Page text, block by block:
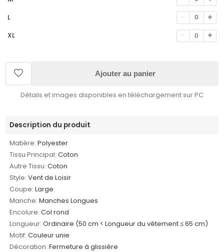
L 0
XL 0
Ajouter au panier
Détails et images disponibles en téléchargement sur PC
Description du produit
Matière: Polyester
Tissu Principal: Coton
Autre Tissu: Coton
Style: Vent de Loisir
Coupe: Large
Manche: Manches Longues
Encolure: Col rond
Longueur: Ordinaire (50 cm < Longueur du vêtement ≤ 65 cm)
Motif: Couleur unie
Décoration: Fermeture à glissière